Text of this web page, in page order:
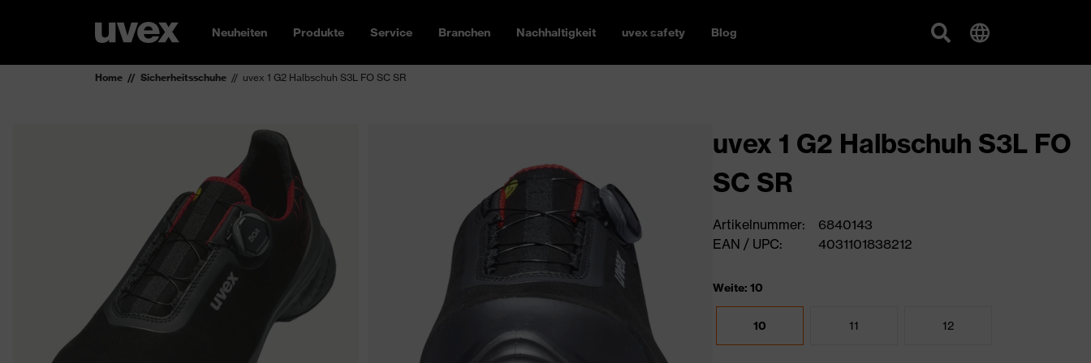
Neuheiten Produkte Service Branchen Nachhaltigkeit uvex safety Blog
Home Sicherheitsschuhe uvex 1 G2 Halbschuh S3L FO SC SR
uvex 1 G2 Halbschuh S3L FO
SC SR
Artikelnummer:
6840143
EAN / UPC:
4031101838212
Weite: 10
10 11 12